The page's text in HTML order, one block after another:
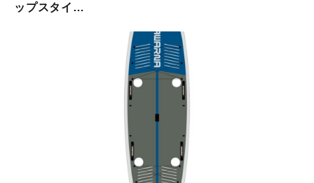
ップスタイ…